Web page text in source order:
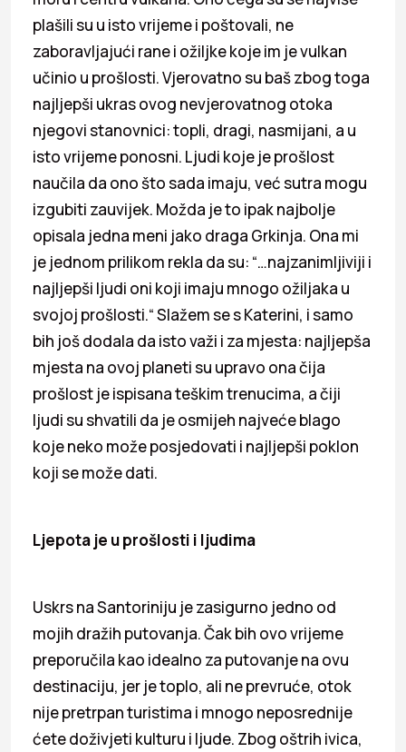
plašili su u isto vrijeme i poštovali, ne
zaboravljajući rane i ožiljke koje im je vulkan
učinio u prošlosti. Vjerovatno su baš zbog toga
najljepši ukras ovog nevjerovatnog otoka
njegovi stanovnici: topli, dragi, nasmijani, a u
isto vrijeme ponosni. Ljudi koje je prošlost
naučila da ono što sada imaju, već sutra mogu
izgubiti zauvijek. Možda je to ipak najbolje
opisala jedna meni jako draga Grkinja. Ona mi
je jednom prilikom rekla da su: “…najzanimljiviji i
najljepši ljudi oni koji imaju mnogo ožiljaka u
svojoj prošlosti.“ Slažem se s Katerini, i samo
bih još dodala da isto važi i za mjesta: najljepša
mjesta na ovoj planeti su upravo ona čija
prošlost je ispisana teškim trenucima, a čiji
ljudi su shvatili da je osmijeh najveće blago
koje neko može posjedovati i najljepši poklon
koji se može dati.
Ljepota je u prošlosti i ljudima
Uskrs na Santoriniju je zasigurno jedno od
mojih dražih putovanja. Čak bih ovo vrijeme
preporučila kao idealno za putovanje na ovu
destinaciju, jer je toplo, ali ne prevruće, otok
nije pretrpan turistima i mnogo neposrednije
ćete doživjeti kulturu i ljude. Zbog oštrih ivica,